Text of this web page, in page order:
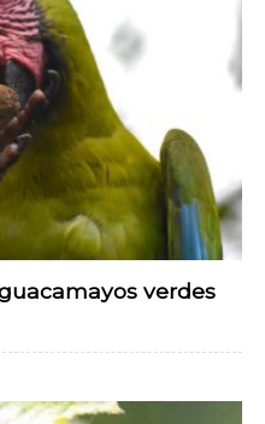
verdes